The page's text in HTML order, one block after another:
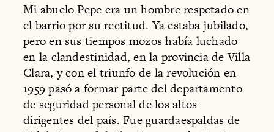
Mi abuelo Pepe era un hombre respetado en
el barrio por su rectitud. Ya estaba jubilado,
pero en sus tiempos mozos había luchado
en la clandestinidad, en la provincia de Villa
Clara, y con el triunfo de la revolución en
1959 pasó a formar parte del departamento
de seguridad personal de los altos
dirigentes del país. Fue guardaespaldas de